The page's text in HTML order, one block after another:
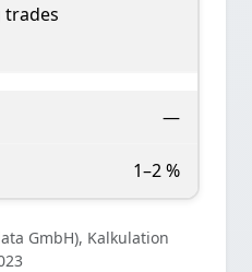
trades
—
1–2 %
GmbH), Kalkulation